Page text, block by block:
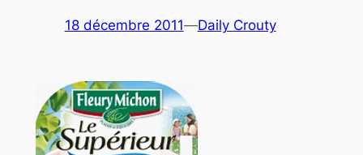
18 décembre 2011—Daily Crouty